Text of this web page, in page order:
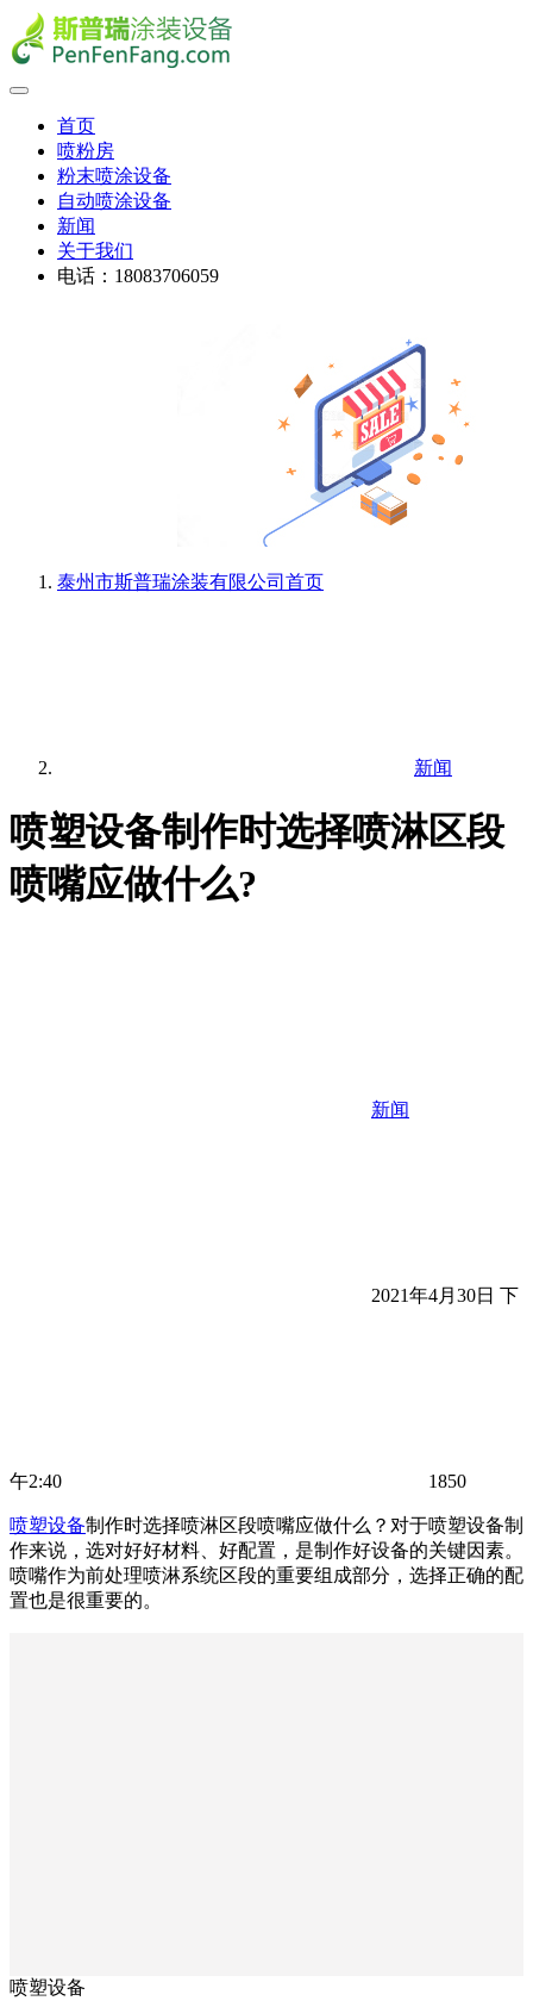
首页
喷粉房
粉末喷涂设备
自动喷涂设备
新闻
关于我们
电话：18083706059
泰州市斯普瑞涂装有限公司 首页
新闻
喷塑设备制作时选择喷淋区段
喷嘴应做什么?
新闻
2021年4月30日 下
午2:40 1850
喷塑设备制作时选择喷淋区段喷嘴应做什么？对于喷塑设备制
作来说，选对好好材料、好配置，是制作好设备的关键因素。
喷嘴作为前处理喷淋系统区段的重要组成部分，选择正确的配
置也是很重要的。
喷塑设备